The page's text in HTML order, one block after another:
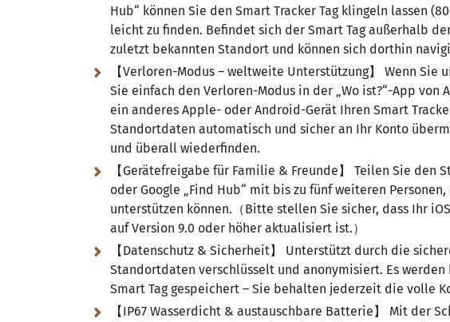
Hub“ können Sie den Smart Tracker Tag klingeln lassen
leicht zu finden. Befindet sich der Smart Tag außerhalb
zuletzt bekannten Standort und können sich dorthin
【Verloren-Modus – weltweite Unterstützung】 Wenn
Sie einfach den Verloren-Modus in der „Wo ist?“-App von
ein anderes Apple- oder Android-Gerät Ihren Smart
Standortdaten automatisch und sicher an Ihr Konto
und überall wiederfinden.
【Gerätefreigabe für Familie & Freunde】 Teilen Sie den
oder Google „Find Hub“ mit bis zu fünf weiteren
unterstützen können.（Bitte stellen Sie sicher, dass Ihr
auf Version 9.0 oder höher aktualisiert ist.）
【Datenschutz & Sicherheit】 Unterstützt durch die
Standortdaten verschlüsselt und anonymisiert. Es
Smart Tag gespeichert – Sie behalten jederzeit die volle
【IP67 Wasserdicht & austauschbare Batterie】 Mit der